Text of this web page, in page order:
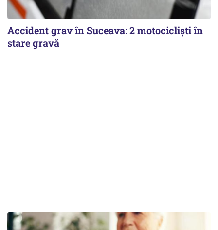
Accident grav în Suceava: 2 motocicliști în
stare gravă